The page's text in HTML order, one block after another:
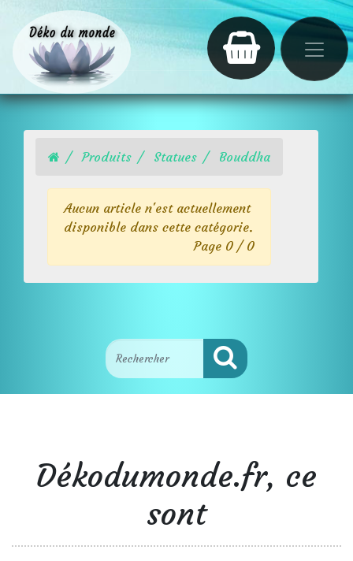
Produits Statues Bouddha
Aucun article n'est actuellement
disponible dans cette catégorie.
Page 0 / 0
Dékodumonde.fr, ce
sont